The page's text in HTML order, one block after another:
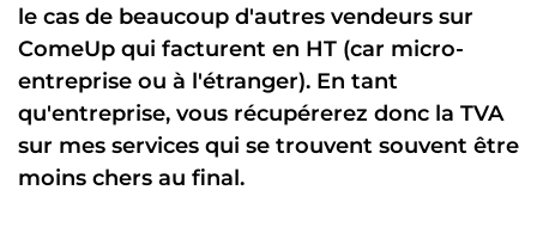
le cas de beaucoup d'autres vendeurs sur
ComeUp qui facturent en HT (car micro-
entreprise ou à l'étranger). En tant
qu'entreprise, vous récupérerez donc la TVA
sur mes services qui se trouvent souvent être
moins chers au final.